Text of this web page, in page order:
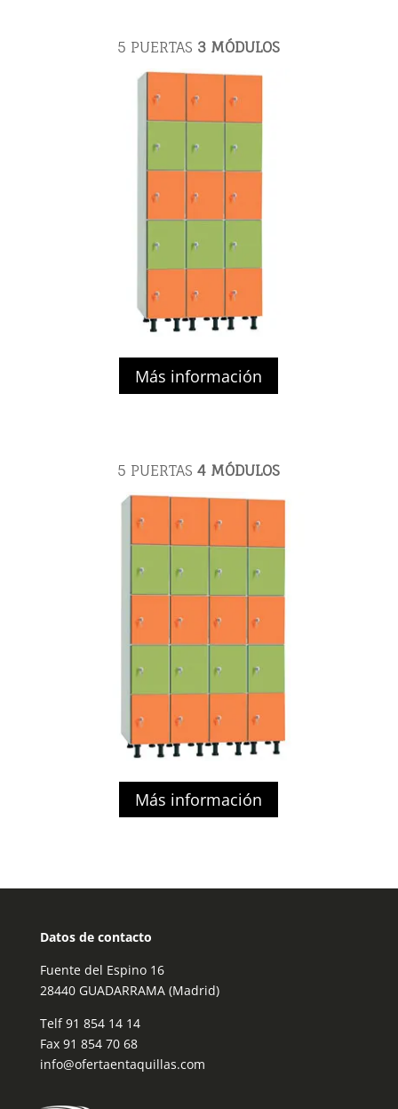
5 PUERTAS 3 MÓDULOS
Más información
5 PUERTAS 4 MÓDULOS
Más información
Datos de contacto
Fuente del Espino 16
28440 GUADARRAMA (Madrid)
Telf91 854 14 14
Fax 91 854 70 68
info@ofertaentaquillas.com